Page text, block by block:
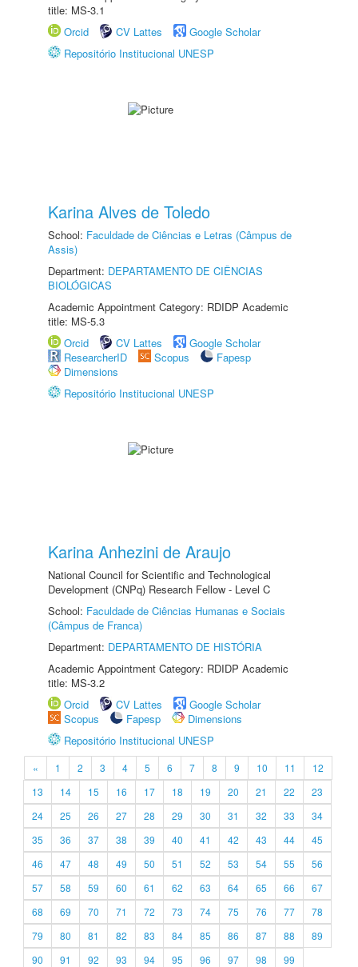
title: MS-3.1
Orcid
CV Lattes
Google Scholar
Repositório Institucional UNESP
Karina Alves de Toledo
School: Faculdade de Ciências e Letras (Câmpus de
Assis)
Department: DEPARTAMENTO DE CIÊNCIAS
BIOLÓGICAS
Academic Appointment Category: RDIDP Academic
title: MS-5.3
Orcid
CV Lattes
Google Scholar
ResearcherID
Scopus
Fapesp
Dimensions
Repositório Institucional UNESP
Karina Anhezini de Araujo
National Council for Scientific and Technological
Development (CNPq) Research Fellow - Level C
School: Faculdade de Ciências Humanas e Sociais
(Câmpus de Franca)
Department: DEPARTAMENTO DE HISTÓRIA
Academic Appointment Category: RDIDP Academic
title: MS-3.2
Orcid
CV Lattes
Google Scholar
Scopus
Fapesp
Dimensions
Repositório Institucional UNESP
« 1 2 3 4 5 6 7 8 9 10 11
12
13
14 15 16 17 18 19 20 21 22
23
24
25 26 27 28 29 30 31 32 33
34
35
36 37 38 39 40 41 42 43 44
45
46
47 48 49 50 51 52 53 54 55
56
57
58 59 60 61 62 63 64 65 66
67
68
69 70 71 72 73 74 75 76 77
78
79
80 81 82 83 84 85 86 87 88
89
90
91 92 93 94 95 96 97 98
99